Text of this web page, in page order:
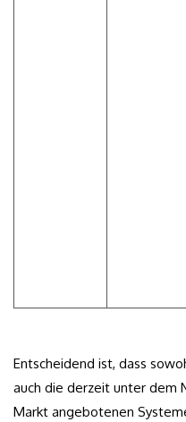
Entscheidend ist, dass
auch die derzeit unter dem
Markt angebotenen